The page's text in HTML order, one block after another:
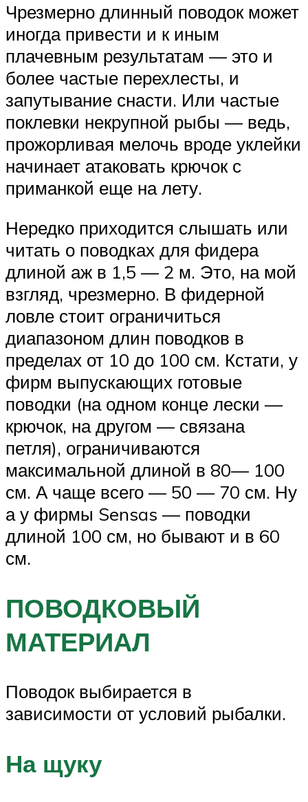
Чрезмерно длинный поводок может
иногда привести и к иным
плачевным результатам — это и
более частые перехлесты, и
запутывание снасти. Или частые
поклевки некрупной рыбы — ведь,
прожорливая мелочь вроде уклейки
начинает атаковать крючок с
приманкой еще на лету.
Нередко приходится слышать или
читать о поводках для фидера
длиной аж в 1,5 — 2 м. Это, на мой
взгляд, чрезмерно. В фидерной
ловле стоит ограничиться
диапазоном длин поводков в
пределах от 10 до 100 см. Кстати, у
фирм выпускающих готовые
поводки (на одном конце лески —
крючок, на другом — связана
петля), ограничиваются
максимальной длиной в 80— 100
см. А чаще всего — 50 — 70 см. Ну
а у фирмы Sensas — поводки
длиной 100 см, но бывают и в 60
см.
ПОВОДКОВЫЙ
МАТЕРИАЛ
Поводок выбирается в
зависимости от условий рыбалки.
На щуку